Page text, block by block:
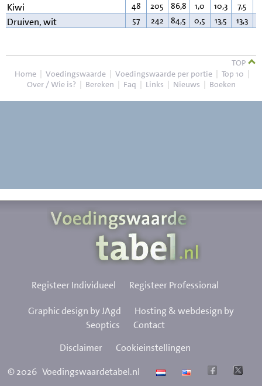
Kiwi 48 205 86,8 1,0 10,3 7,5
Druiven, wit 57 242 84,5 0,5 13,5 13,3
TOP
Home | Voedingswaarde | Voedingswaarde per portie | Top 10 |
Over / Wie is? | Bereken | Faq | Links | Nieuws | Boeken
Registeer Individueel Registeer Professional
Graphic design by JAgd
Hosting & webdesign by
Seoptics
Contact
Disclaimer
Cookieinstellingen
©2026 Voedingswaardetabel.nl